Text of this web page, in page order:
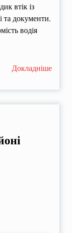
втік із
та документи,
водія
Докладніше